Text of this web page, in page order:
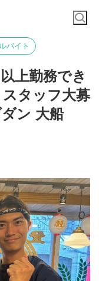
バイト
上勤務でき
タッフ大募
ン 大船